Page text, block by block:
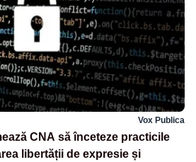
Vox Publica
CNA să înceteze practicile
libertății de expresie și